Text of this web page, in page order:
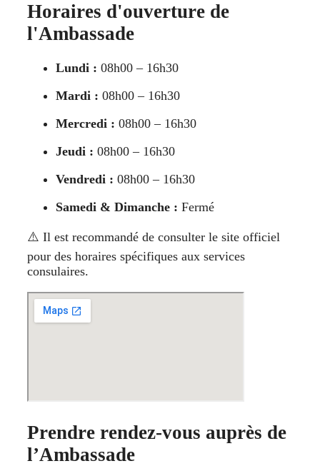
Horaires d'ouverture de
l'Ambassade
Lundi : 08h00 – 16h30
Mardi : 08h00 – 16h30
Mercredi : 08h00 – 16h30
Jeudi : 08h00 – 16h30
Vendredi : 08h00 – 16h30
Samedi & Dimanche : Fermé
⚠️ Il est recommandé de consulter le site officiel
pour des horaires spécifiques aux services
consulaires.
Prendre rendez-vous auprès de
l’Ambassade